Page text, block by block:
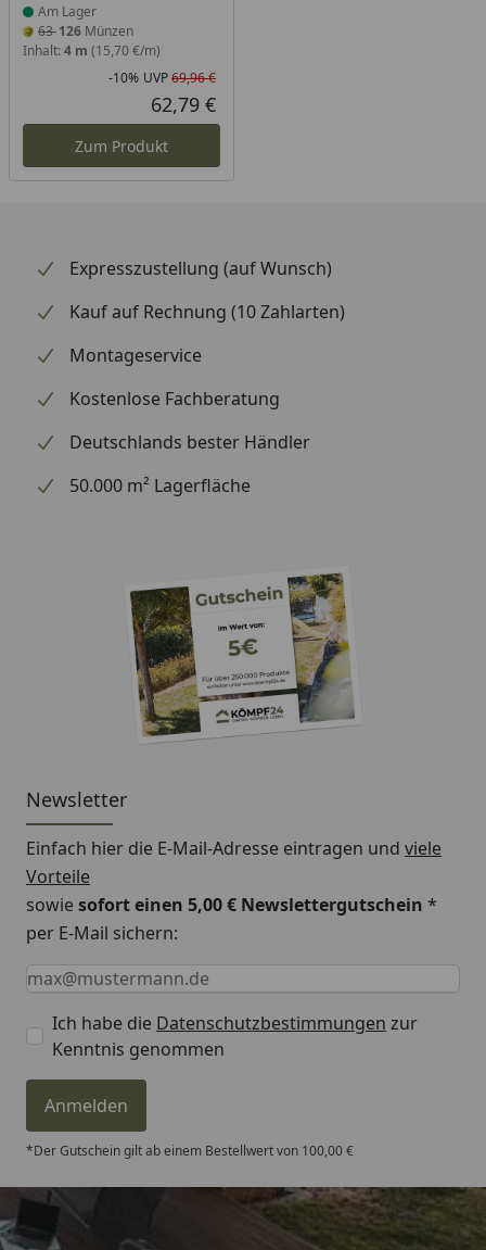
Am Lager
63126 Münzen
Inhalt: 4 m (15,70 €/m)
Rabatt in Prozent
-10%
Ursprünglicher Preis
UVP69,96 €
Aktueller Preis
62,79 €
Zum Produkt
Expresszustellung (auf Wunsch)
Kauf auf Rechnung (10 Zahlarten)
Montageservice
Kostenlose Fachberatung
Deutschlands bester Händler
50.000 m² Lagerfläche
Newsletter
Einfach hier die E-Mail-Adresse eintragen und viele
Vorteile
sowiesofort einen 5,00 € Newslettergutschein *
per E-Mail sichern:
Keine Eingabe erforderlich
Eingabe erforderlich
E-Mail *
Ich habe die Datenschutzbestimmungen zur
Kenntnis genommen
Anmelden
*Der Gutschein gilt ab einem Bestellwert von 100,00 €